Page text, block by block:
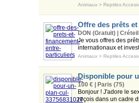
Animaux> Reptiles
Offre des prêts
DON (Gratuit) |
Je vous offres des
internationaux et
Animaux> Reptiles
Disponible pour
100 € | Paris (75)
Bonjour ! J'adore le
reçois dans un cadre